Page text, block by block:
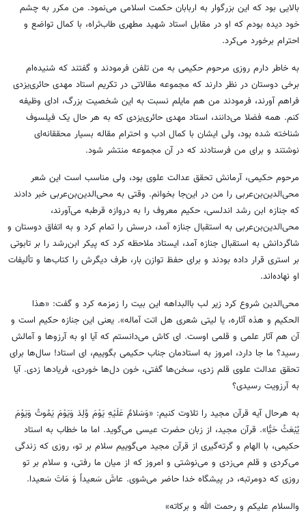
بالایی بود که این بزرگوار به اربابان حکمت اسلامی می‌نمود. من مکرر به چشم
خود دیده بودم که او در مقابل استاد شهید مطهری طاب‌ثراه، با کمال تواضع و
احترام برخورد می‌کرد.
به خاطر دارم روزی مرحوم حکیمی به من تلفن فرمودند و گفتند که شنیده‌ام
برخی دوستان در نظر دارند که مجموعه مقالاتی در تکریم استاد مهدی حائری‌یزدی
فراهم آورند، فرمودند من هم مایلم نسبت به این شخصیت بزرگ، ادای وظیفه
کنم. همه فضلا می‌دانند، استاد مهدی حائری‌یزدی که به هر حال یک فیلسوف
شناخته شده بود، ولی ایشان با کمال ادب و احترام مقاله بسیار محققانه‌ای
نوشتند و برای من فرستادند که در آن مجموعه منتشر شود.
مرحوم حکیمی، آرمانش تحقق عدالت علوی بود، ولی مناسب است این شعر
محی‌الدین‌بن‌عربی را من در این‌جا بخوانم. وقتی به محی‌الدین‌بن‌عربی خبر دادند
که جنازه ابن رشد اندلسی، حکیم معروف را به دروازه قرطبه می‌آورند،
محی‌الدین‌بن‌عربی به استقبال جنازه آمد، درسش را تمام کرد و به اتفاق دوستان و
شاگردانش به استقبال جنازه آمد، ایستاد ملاحظه کرد که پیکر ابن‌رشد را بر تابوتی
بر استری قرار داده‌ بودند و برای حفظ توازن بار، طرف دیگرش را کتاب‌ها و تألیفات
او نهاده‌اند.
محی‌الدین شروع کرد زیر لب باالبداهه این بیت را زمزمه کرد و گفت: «هذا
الحکیم و هذه‌ آثاره، یا لیتی شعری هل اتت آماله». یعنی این جنازه حکیم است و
آن هم آثار علمی و قلمی اوست. ای کاش می‌دانستم که آیا او به آرزوها و آمالش
رسید؟ ما جا دارد، امروز به استادمان جناب حکیمی بگوییم، ای استاد! سال‌ها برای
تحقق عدالت علوی قلم زدی، سخن‌ها گفتی، خون دل‌ها خوردی، فریادها زدی. آیا
به آرزویت رسیدی؟
به هرحال آیه قرآن مجید را تلاوت کنیم: «وَسَلامٌ عَلَیْهِ یَوْمَ وُلِدَ وَیَوْمَ یَمُوتُ وَیَوْمَ
یُبْعَثُ حَیًّا». قرآن مجید، از زبان حضرت عیسی می‌گوید. اما ما خطاب به استاد
حکیمی، با الهام و گرته‌گیری از قرآن مجید می‌گوییم سلام بر تو، روزی که زندگی
می‌کردی و قلم می‌زدی و می‌نوشتی و امروز که از میان ما رفتی، و سلام بر تو
روزی که دومرتبه، در پیشگاه خدا حاضر می‌شوی. عاشَ سَعیداً وَ مَاتَ سَعیدا.
والسلام علیکم و رحمت الله و برکاته»